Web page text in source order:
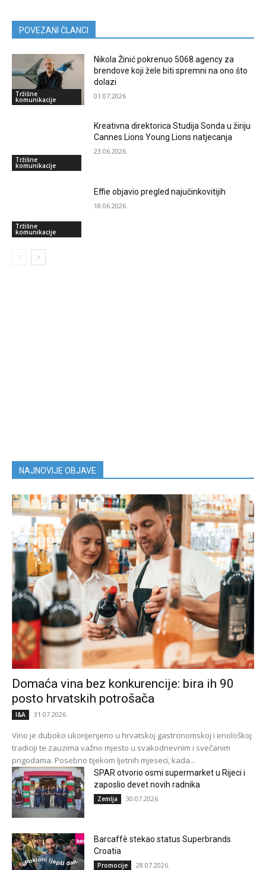
POVEZANI ČLANCI
Tržišne
komunikacije
Nikola Žinić pokrenuo 5068.agency za
brendove koji žele biti spremni na ono što
dolazi
01.07.2026.
Tržišne
komunikacije
Kreativna direktorica Studija Sonda u žiriju
Cannes Lions Young Lions natjecanja
23.06.2026.
Tržišne
komunikacije
Effie objavio pregled najučinkovitijih
18.06.2026.
NAJNOVIJE OBJAVE
Domaća vina bez konkurencije: bira ih 90
posto hrvatskih potrošača
I&A 31.07.2026.
Vino je duboko ukorijenjeno u hrvatskoj gastronomskoj i enološkoj
tradiciji te zauzima važno mjesto u svakodnevnim i svečanim
prigodama. Posebno tijekom ljetnih mjeseci, kada...
SPAR otvorio osmi supermarket u Rijeci i
zaposlio devet novih radnika
Zemlja 30.07.2026.
Barcaffè stekao status Superbrands
Croatia
Promocije 28.07.2026.